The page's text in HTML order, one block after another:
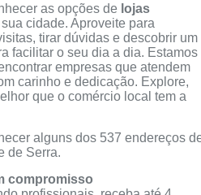
as opções de lojas
cidade. Aproveite para
tirar dúvidas e descobrir um
facilitar o seu dia a dia. Estamos
empresas que atendem
carinho e dedicação. Explore,
que o comércio local tem a
alguns dos 537 endereços
de Serra.
compromisso